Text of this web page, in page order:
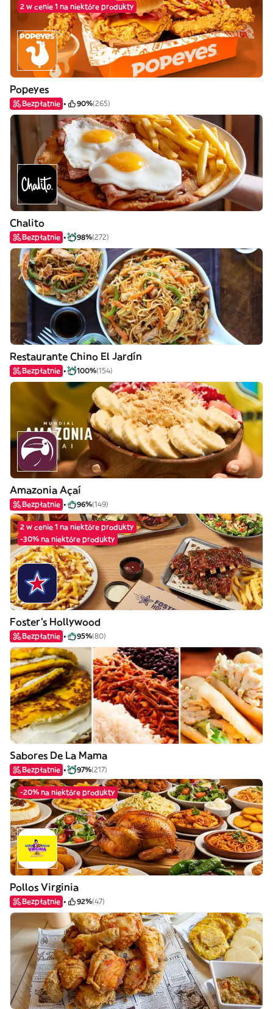
2 w cenie 1 na niektóre produkty
Popeyes
Bezpłatnie 90%(265)
Chalito
Bezpłatnie 98%(272)
Restaurante Chino El Jardín
Bezpłatnie 100%(154)
Amazonia Açaí
Bezpłatnie 96%(149)
2 w cenie 1 na niektóre produkty
-30% na niektóre produkty
Foster's Hollywood
Bezpłatnie 95%(80)
Sabores De La Mama
Bezpłatnie 97%(217)
-20% na niektóre produkty
Pollos Virginia
Bezpłatnie 92%(47)